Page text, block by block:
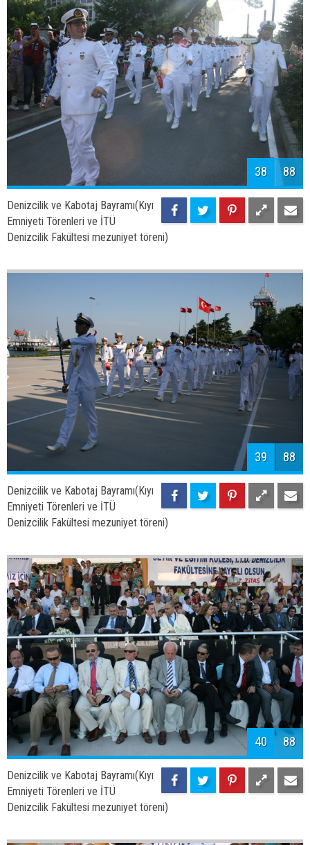
Denizcilik ve Kabotaj Bayramı(Kıyı
Emniyeti Törenleri ve İTÜ
Denizcilik Fakültesi mezuniyet töreni)
41 88
Denizcilik ve Kabotaj Bayramı(Kıyı
Emniyeti Törenleri ve İTÜ
Denizcilik Fakültesi mezuniyet töreni)
42 88
Denizcilik ve Kabotaj Bayramı(Kıyı
Emniyeti Törenleri ve İTÜ
Denizcilik Fakültesi mezuniyet töreni)
43 88